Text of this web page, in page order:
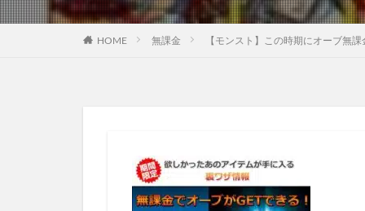
HOME 無課金 【モンスト】この時期にオーブ無